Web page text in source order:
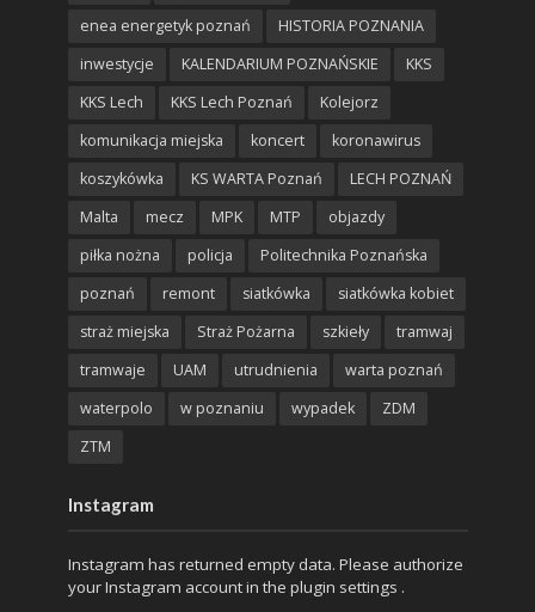
enea energetyk poznań
HISTORIA POZNANIA
inwestycje
KALENDARIUM POZNAŃSKIE
KKS
KKS Lech
KKS Lech Poznań
Kolejorz
komunikacja miejska
koncert
koronawirus
koszykówka
KS WARTA Poznań
LECH POZNAŃ
Malta
mecz MPK MTP
objazdy
piłka nożna
policja
Politechnika Poznańska
poznań
remont siatkówka
siatkówka kobiet
straż miejska
Straż Pożarna szkieły
tramwaj
tramwaje
UAM utrudnienia
warta poznań
waterpolo
w poznaniu wypadek
ZDM
ZTM
Instagram
Instagram has returned empty data. Please authorize
your Instagram account in the plugin settings .